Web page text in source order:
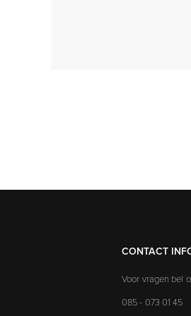
CONTACT
Voor vragen bel
085 - 073 01 45